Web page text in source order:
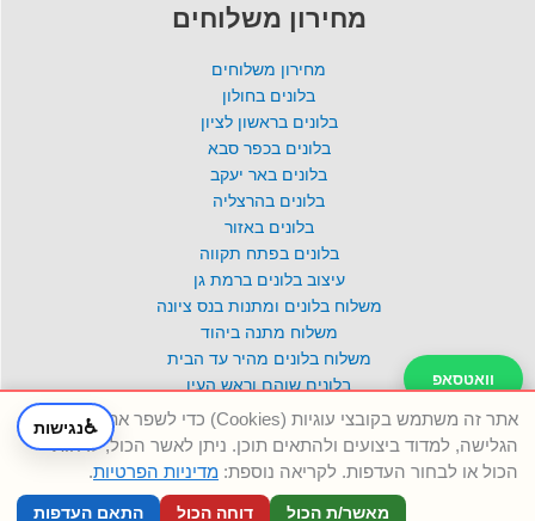
♿נגישות
מחירון משלוחים
מחירון משלוחים
בלונים בחולון
בלונים בראשון לציון
בלונים בכפר סבא
בלונים באר יעקב
בלונים בהרצליה
בלונים באזור
בלונים בפתח תקווה
עיצוב בלונים ברמת גן
משלוח בלונים ומתנות בנס ציונה
משלוח מתנה ביהוד
משלוח בלונים מהיר עד הבית
בלונים שוהם וראש העין
ענק הבלונים אשדוד
תנאי משלוח ומידניות
מדיניות פרטיות
וואטסאפ
טלפון
אתר זה משתמש בקובצי עוגיות (Cookies) כדי לשפר את חוויית
הגלישה, למדוד ביצועים ולהתאים תוכן. ניתן לאשר הכול, לדחות
הכול או לבחור העדפות. לקריאה נוספת: מדיניות הפרטיות.
מאשר/ת הכול דוחה הכול התאם העדפות